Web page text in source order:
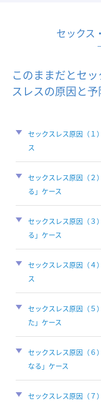
セックス
このままだとセ
スレスの原因と
セックスレス原因（１
ス
セックスレス原因（２
る」ケース
セックスレス原因（３
る」ケース
セックスレス原因（４
ス
セックスレス原因（５
た」ケース
セックスレス原因（６
なる」ケース
セックスレス原因（７